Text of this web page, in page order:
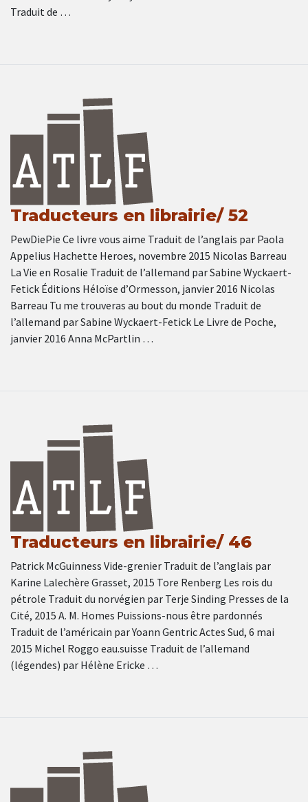
Traduit de …
Traducteurs en librairie/ 52
PewDiePie Ce livre vous aime Traduit de l’anglais par Paola
Appelius Hachette Heroes, novembre 2015 Nicolas Barreau
La Vie en Rosalie Traduit de l’allemand par Sabine Wyckaert-
Fetick Éditions Héloïse d’Ormesson, janvier 2016 Nicolas
Barreau Tu me trouveras au bout du monde Traduit de
l’allemand par Sabine Wyckaert-Fetick Le Livre de Poche,
janvier 2016 Anna McPartlin …
Traducteurs en librairie/ 46
Patrick McGuinness Vide-grenier Traduit de l’anglais par
Karine Lalechère Grasset, 2015 Tore Renberg Les rois du
pétrole Traduit du norvégien par Terje Sinding Presses de la
Cité, 2015 A. M. Homes Puissions-nous être pardonnés
Traduit de l’américain par Yoann Gentric Actes Sud, 6 mai
2015 Michel Roggo eau.suisse Traduit de l’allemand
(légendes) par Hélène Ericke …